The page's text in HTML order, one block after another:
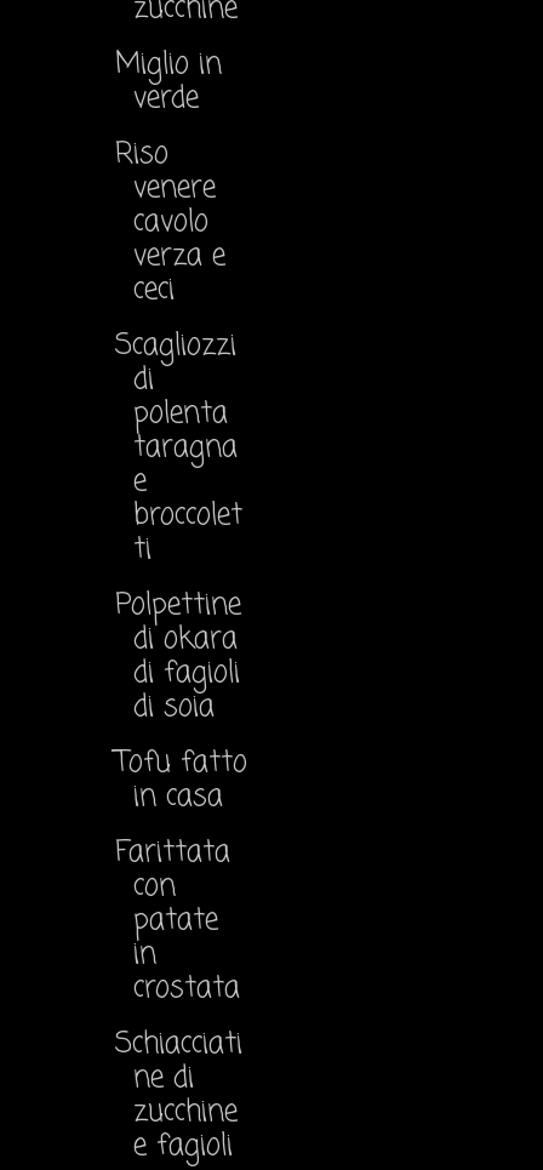
zucchine
Miglio in
verde
Riso
venere
cavolo
verza e
ceci
Scagliozzi
di
polenta
taragna
e
broccolet
ti
Polpettine
di okara
di fagioli
di soia
Tofu fatto
in casa
Farittata
con
patate
in
crostata
Schiacciati
ne di
zucchine
e fagioli